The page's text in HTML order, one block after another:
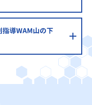
導WAM山の下